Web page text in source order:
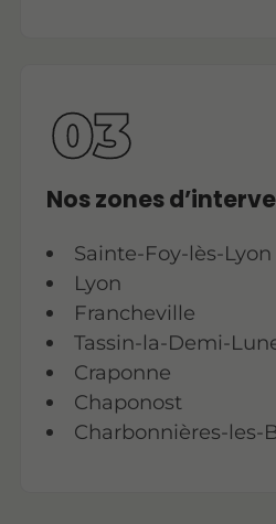
Nos zones
Sainte-Foy-lès-Lyon
Lyon
Francheville
Tassin-la-Demi-
Craponne
Chaponost
Charbonnières-les-